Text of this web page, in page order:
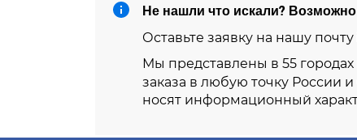
Не нашли что искали?
Оставьте заявку на нашу почту
Мы представлены в 55
заказа в любую точку России и
носят информационный